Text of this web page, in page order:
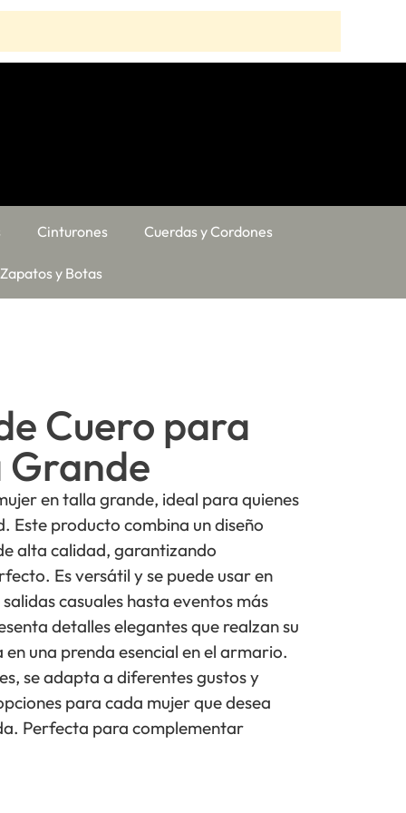
Cinturones Cuerdas y Cordones
Zapatos y Botas
Cuero para
Grande
en talla grande, ideal para quienes
Este producto combina un diseño
alta calidad, garantizando
Es versátil y se puede usar en
casuales hasta eventos más
detalles elegantes que realzan su
una prenda esencial en el armario.
se adapta a diferentes gustos y
para cada mujer que desea
Perfecta para complementar